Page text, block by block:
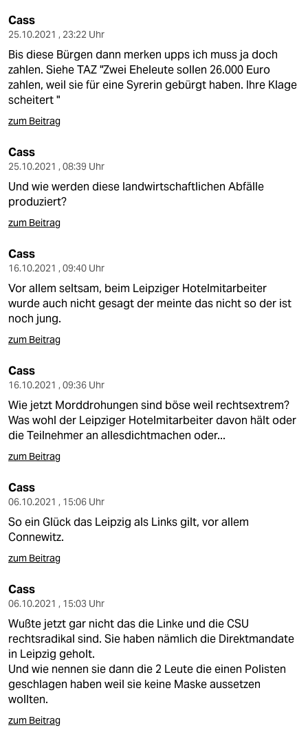
Cass
25.10.2021 , 23:22 Uhr
Bis diese Bürgen dann merken upps ich muss ja doch
zahlen. Siehe TAZ "Zwei Eheleute sollen 26.000 Euro
zahlen, weil sie für eine Syrerin gebürgt haben. Ihre Klage
scheitert "
zum Beitrag
Cass
25.10.2021 , 08:39 Uhr
Und wie werden diese landwirtschaftlichen Abfälle
produziert?
zum Beitrag
Cass
16.10.2021 , 09:40 Uhr
Vor allem seltsam, beim Leipziger Hotelmitarbeiter
wurde auch nicht gesagt der meinte das nicht so der ist
noch jung.
zum Beitrag
Cass
16.10.2021 , 09:36 Uhr
Wie jetzt Morddrohungen sind böse weil rechtsextrem?
Was wohl der Leipziger Hotelmitarbeiter davon hält oder
die Teilnehmer an allesdichtmachen oder...
zum Beitrag
Cass
06.10.2021 , 15:06 Uhr
So ein Glück das Leipzig als Links gilt, vor allem
Connewitz.
zum Beitrag
Cass
06.10.2021 , 15:03 Uhr
Wußte jetzt gar nicht das die Linke und die CSU
rechtsradikal sind. Sie haben nämlich die Direktmandate
in Leipzig geholt.
Und wie nennen sie dann die 2 Leute die einen Polisten
geschlagen haben weil sie keine Maske aussetzen
wollten.
zum Beitrag